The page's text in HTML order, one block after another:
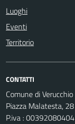
Luoghi
Eventi
Territorio
CONTATTI
Comune di Verucchio
Piazza Malatesta, 28
P.iva : 00392080404